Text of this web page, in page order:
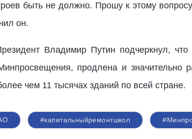
быть не должно. Прошу к этому
он.
Владимир Путин подчеркнул, что
продлена и значительно
чем 11 тысячах зданий по всей стране.
#капитальныйремонтшкол